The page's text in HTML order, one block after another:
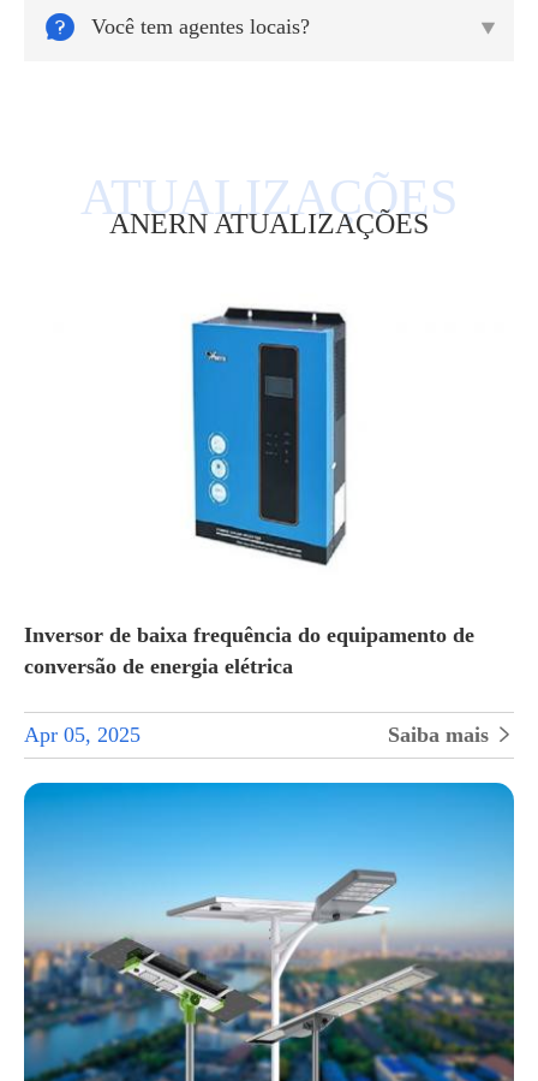
 Você tem agentes locais? 
ANERN ATUALIZAÇÕES
Inversor de baixa frequência do equipamento de
conversão de energia elétrica
Apr 05, 2025 Saiba mais 